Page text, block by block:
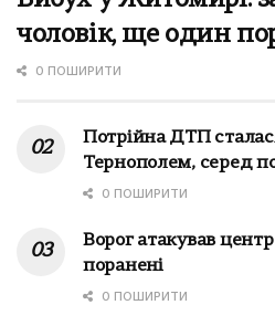
чоловік, ще один
0 ПОШИРИТИ
Потрійна ДТП
Тернополем, серед
0 ПОШИРИТИ
Ворог атакував
поранені
0 ПОШИРИТИ